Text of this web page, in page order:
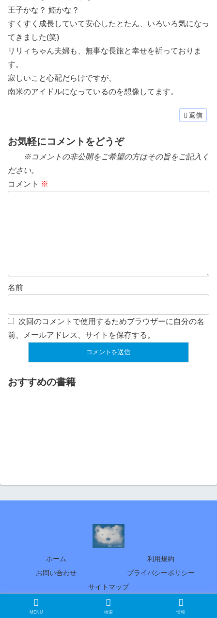
王子かな？ 姫かな？
すくすく成長していて安心したとたん、いろいろ気になっ
てきました(笑)
リリィちゃん夫婦も、無事な長旅と幸せを祈っておりま
す。
寂しいこと心配だらけですが、
南米のアイドルになっているのを想像してます。
返信
お気軽にコメントをどうぞ
※コメントの非公開をご希望の方はその旨をご記入く
ださい。
コメント ※
名前
次回のコメントで使用するためブラウザーに自分の名
前、メールアドレス、サイトを保存する。
おすすめの書籍
ホーム
利用規約
お問い合わせ
プライバシーポリシー
サイトマップ
© 2005 北の暮らし ～札幌・宮の森から～
MENU 検索 情報